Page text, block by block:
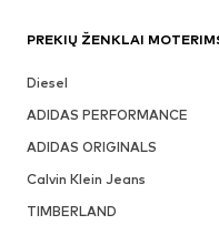
PREKIŲ ŽENKLAI
Diesel
ADIDAS PERFORMANCE
ADIDAS ORIGINALS
Calvin Klein Jeans
TIMBERLAND